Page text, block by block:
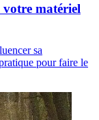
votre matériel
sa
pour faire le